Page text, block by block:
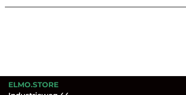
ELMO.STORE